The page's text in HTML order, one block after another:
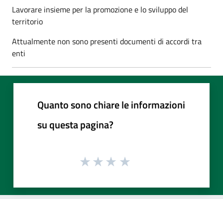
Lavorare insieme per la promozione e lo sviluppo del
territorio
Attualmente non sono presenti documenti di accordi tra
enti
Quanto sono chiare le informazioni
su questa pagina?